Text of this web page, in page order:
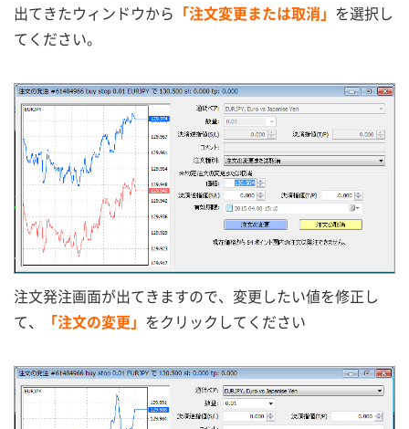
出てきたウィンドウから 「注文変更または取消」 を選択し
てください。
注文発注画面が出てきますので、変更したい値を修正し
て、
「注文の変更」 をクリックしてください